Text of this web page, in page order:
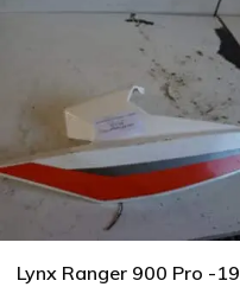
Lynx Ranger 900 Pro -19